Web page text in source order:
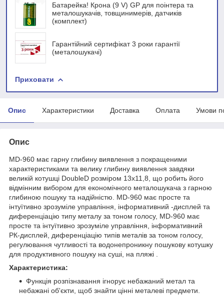
Батарейка! Крона (9 V) GP для поінтера та
металошукачів, товщинимерів, датчиків
(комплект)
Гарантійний сертифікат 3 роки гарантії
(металошукачі)
Приховати
Опис Характеристики Доставка Оплата Умови
Опис
MD-960 має гарну глибину виявлення з покращеними
характеристиками та велику глибину виявлення завдяки
великій котушці DoubleD розміром 13x11,8, що робить його
відмінним вибором для економічного металошукача з гарною
глибиною пошуку та надійністю. MD-960 має просте та
інтуїтивно зрозуміле управління, інформативний -дисплей та
диференціацію типу металу за тоном голосу, MD-960 має
просте та інтуїтивно зрозуміле управління, інформативний
РК-дисплей, диференціацію типів металів за тоном голосу,
регулювання чутливості та водонепроникну пошукову котушку
для продуктивного пошуку на суші, на пляжі .
Характеристика:
Функція розпізнавання ігнорує небажаний метал та
небажані об'єкти, щоб знайти цінні металеві предмети.